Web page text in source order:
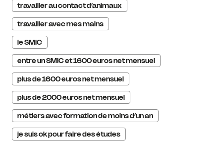
travailler au contact d’animaux
travailler avec mes mains
le SMIC
entre un SMIC et 1600 euros net mensuel
plus de 1600 euros net mensuel
plus de 2000 euros net mensuel
métiers avec formation de moins d’un an
je suis ok pour faire des études